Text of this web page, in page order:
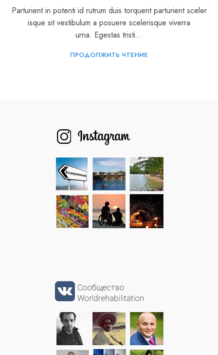
Parturient in potenti id rutrum duis torquent parturient sceler
isque sit vestibulum a posuere scelerisque viverra
urna. Egestas tristi...
ПРОДОЛЖИТЬ ЧТЕНИЕ